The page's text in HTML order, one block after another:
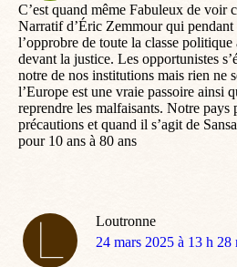
C’est quand même Fabuleux de voir
Narratif d’Éric Zemmour qui pendant
l’opprobre de toute la classe
devant la justice. Les opportunistes
notre de nos institutions mais rien ne
l’Europe est une vraie passoire ainsi
reprendre les malfaisants. Notre pays
précautions et quand il s’agit de
pour 10 ans à 80 ans
Loutronne
dit
24 mars 2025 à 13 h 28